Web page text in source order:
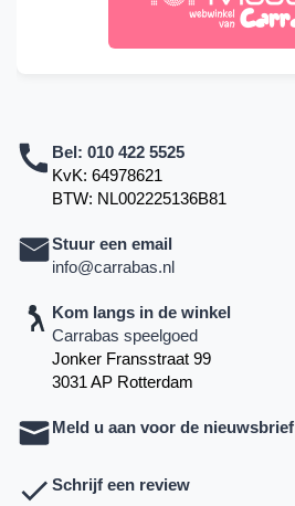
Bel: 010 422 5525
KvK: 64978621
BTW: NL002225136B81
Stuur een email
info@carrabas.nl
Kom langs in de winkel
Carrabas speelgoed
Jonker Fransstraat 99
3031 AP Rotterdam
Meld u aan voor de nieuwsbrief
Schrijf een review